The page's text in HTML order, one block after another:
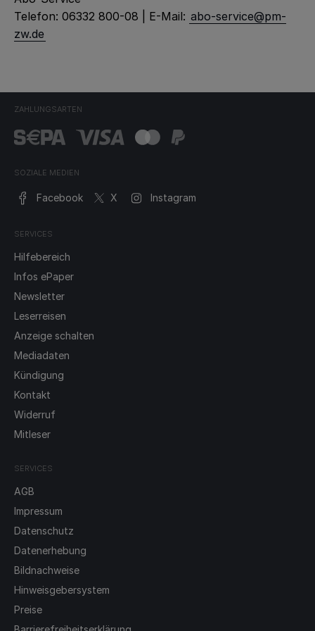
Telefon: 06332 800-08 | E-Mail: abo-service@pm-
zw.de
ZAHLUNGSARTEN
SOZIALE MEDIEN
Facebook X Instagram
SERVICES
Hilfebereich
Infos ePaper
Newsletter
Leserreisen
Anzeige schalten
Mediadaten
Kündigung
Kontakt
Widerruf
Mitleser
SERVICES
AGB
Impressum
Datenschutz
Datenerhebung
Bildnachweise
Hinweisgebersystem
Preise